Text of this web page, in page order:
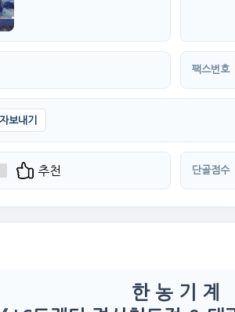
팩스번호
보내기
추천 단골점수
한 농 기 계